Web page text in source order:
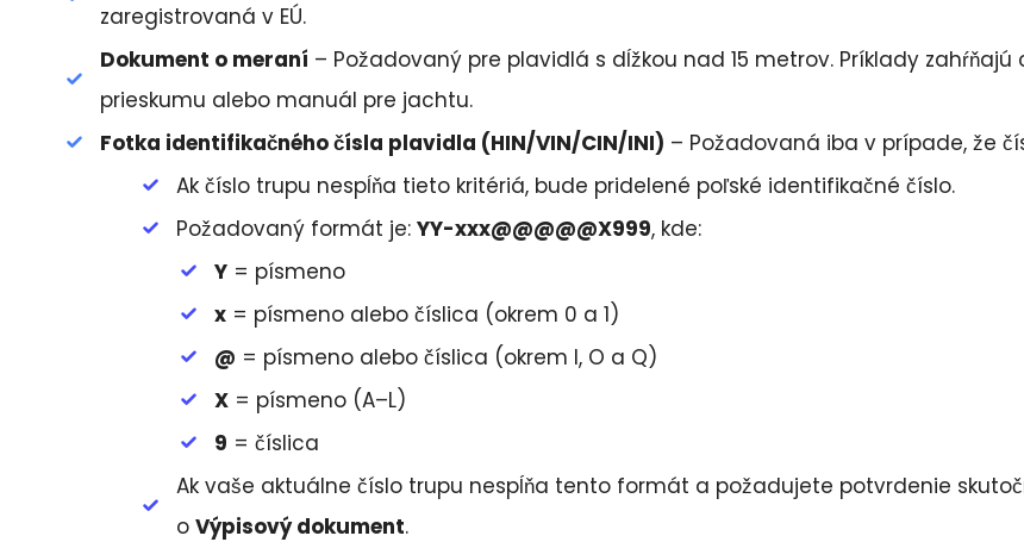
zaregistrovaná v EÚ.
Dokument o meraní – Požadovaný pre plavidlá s dĺžkou nad 15 metrov. Príklady
prieskumu alebo manuál pre jachtu.
Fotka identifikačného čísla plavidla (HIN/VIN/CIN/INI) – Požadovaná iba v prípade, že
Ak číslo trupu nespĺňa tieto kritériá, bude pridelené poľské identifikačné číslo.
Požadovaný formát je: YY-xxx@@@@@X999, kde:
Y = písmeno
x = písmeno alebo číslica (okrem 0 a 1)
@ = písmeno alebo číslica (okrem I, O a Q)
X = písmeno (A–L)
9 = číslica
Ak vaše aktuálne číslo trupu nespĺňa tento formát a požadujete potvrdenie
o Výpisový dokument.